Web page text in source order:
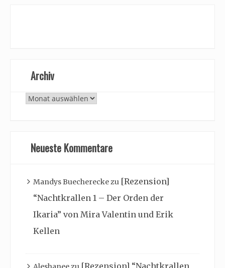
Archiv
Archiv
Neueste Kommentare
Mandys Buechereckezu [Rezension]
“Nachtkrallen 1 – Der Orden der
Ikaria” von Mira Valentin und Erik
Kellen